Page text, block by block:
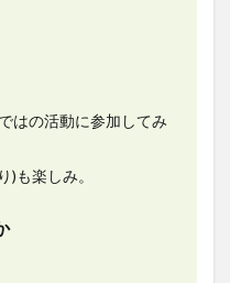
はの活動に参加してみ
)も楽しみ。